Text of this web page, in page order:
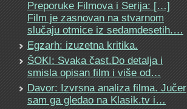
Preporuke Filmova i Serija: […]
Film je zasnovan na stvarnom
slučaju otmice iz sedamdesetih.…
Egzarh: izuzetna kritika.
ŠOKI: Svaka čast.Do detalja i
smisla opisan film i više od…
Davor: Izvrsna analiza filma. Jučer
sam ga gledao na Klasik.tv i…